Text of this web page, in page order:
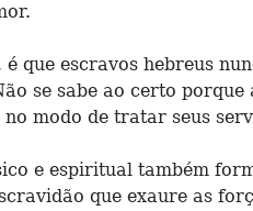
é que escravos hebreus
se sabe ao certo
no modo de tratar seus
e espiritual também
que exaure as